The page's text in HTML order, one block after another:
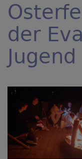
der
Jugend